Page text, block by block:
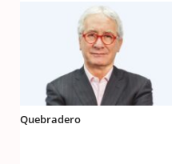
Quebradero